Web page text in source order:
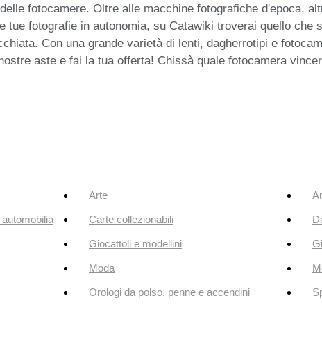
fotocamere. Oltre alle macchine fotografiche d'epoca,
tue fotografie in autonomia, su Catawiki troverai quello
Con una grande varietà di lenti, dagherrotipi e
aste e fai la tua offerta! Chissà quale fotocamera
Arte
automobilia Carte collezionabili
Giocattoli e modellini
Moda
Orologi da polso, penne e accendini